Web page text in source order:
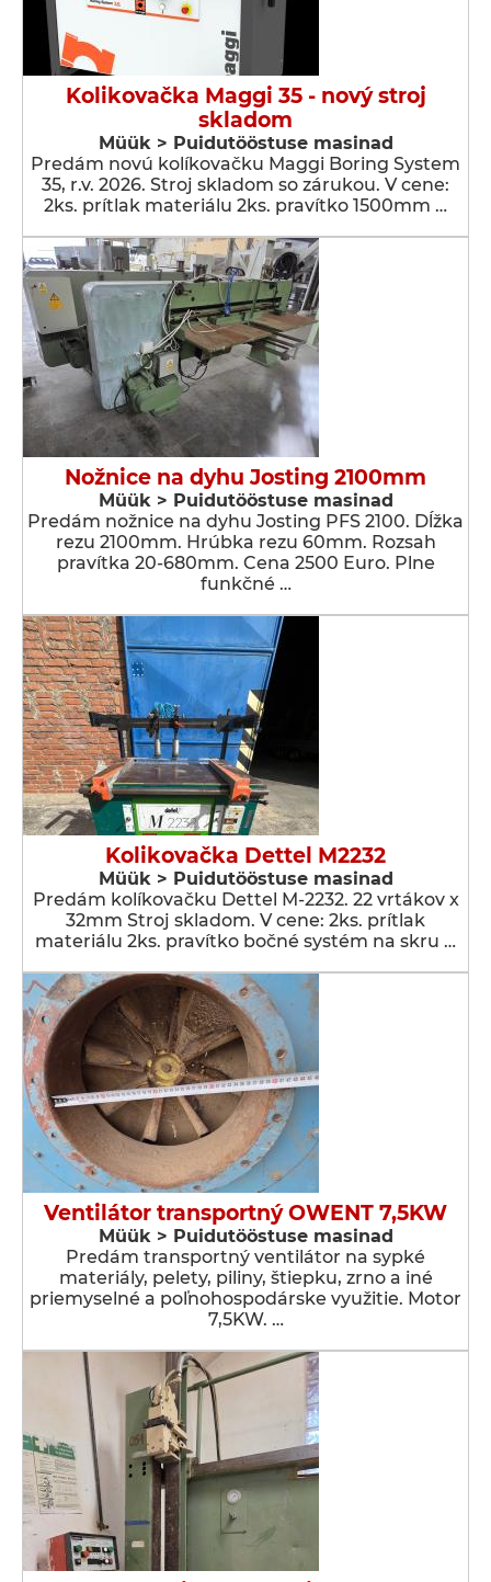
Kolikovačka Maggi 35 - nový stroj
skladom
Müük > Puidutööstuse masinad
Predám novú kolíkovačku Maggi Boring System
35, r.v. 2026. Stroj skladom so zárukou. V cene:
2ks. prítlak materiálu 2ks. pravítko 1500mm …
Nožnice na dyhu Josting 2100mm
Müük > Puidutööstuse masinad
Predám nožnice na dyhu Josting PFS 2100. Dĺžka
rezu 2100mm. Hrúbka rezu 60mm. Rozsah
pravítka 20-680mm. Cena 2500 Euro. Plne
funkčné …
Kolikovačka Dettel M2232
Müük > Puidutööstuse masinad
Predám kolíkovačku Dettel M-2232. 22 vrtákov x
32mm Stroj skladom. V cene: 2ks. prítlak
materiálu 2ks. pravítko bočné systém na skru …
Ventilátor transportný OWENT 7,5KW
Müük > Puidutööstuse masinad
Predám transportný ventilátor na sypké
materiály, pelety, piliny, štiepku, zrno a iné
priemyselné a poľnohospodárske využitie. Motor
7,5KW. …